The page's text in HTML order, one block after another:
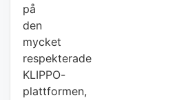
på
den
mycket
respekterade
KLIPPO-
plattformen,